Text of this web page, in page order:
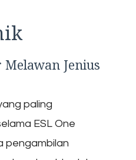
Jenius
paling
ESL One
pengambilan